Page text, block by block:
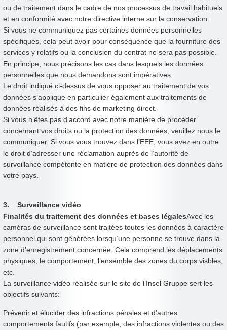
ou de traitement dans le cadre de nos processus de travail habituels
et en conformité avec notre directive interne sur la conservation.
Si vous ne communiquez pas certaines données personnelles
spécifiques, cela peut avoir pour conséquence que la fourniture des
services y relatifs ou la conclusion du contrat ne sera pas possible.
En principe, nous précisons les cas dans lesquels les données
personnelles que nous demandons sont impératives.
Le droit indiqué ci-dessus de vous opposer au traitement de vos
données s’applique en particulier également aux traitements de
données réalisés à des fins de marketing direct.
Si vous n’êtes pas d’accord avec notre manière de procéder
concernant vos droits ou la protection des données, veuillez nous le
communiquer. Si vous vous trouvez dans l’EEE, vous avez en outre
le droit d’adresser une réclamation auprès de l’autorité de
surveillance compétente en matière de protection des données dans
votre pays.
3. Surveillance vidéo
Finalités du traitement des données et bases légalesAvec les
caméras de surveillance sont traitées toutes les données à caractère
personnel qui sont générées lorsqu’une personne se trouve dans la
zone d’enregistrement concernée. Cela comprend les déplacements
physiques, le comportement, l’ensemble des zones du corps visbles,
etc.
La surveillance vidéo réalisée sur le site de l’Insel Gruppe sert les
objectifs suivants:
Prévenir et élucider des infractions pénales et d’autres
comportements fautifs (par exemple, des infractions violentes ou des